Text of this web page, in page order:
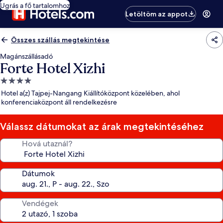
Ugrás a fő tartalomhoz
Letöltöm az appot
Összes szállás megtekintése
Magánszállásadó
Forte Hotel Xizhi
4.0
csillagos
szálláshely
Hotel a(z) Tajpej-Nangang Kiállítóközpont közelében, ahol
konferenciaközpont áll rendelkezésre
Válassz dátumokat az árak megtekintéséhez
Hová utaznál?
Dátumok
Vendégek